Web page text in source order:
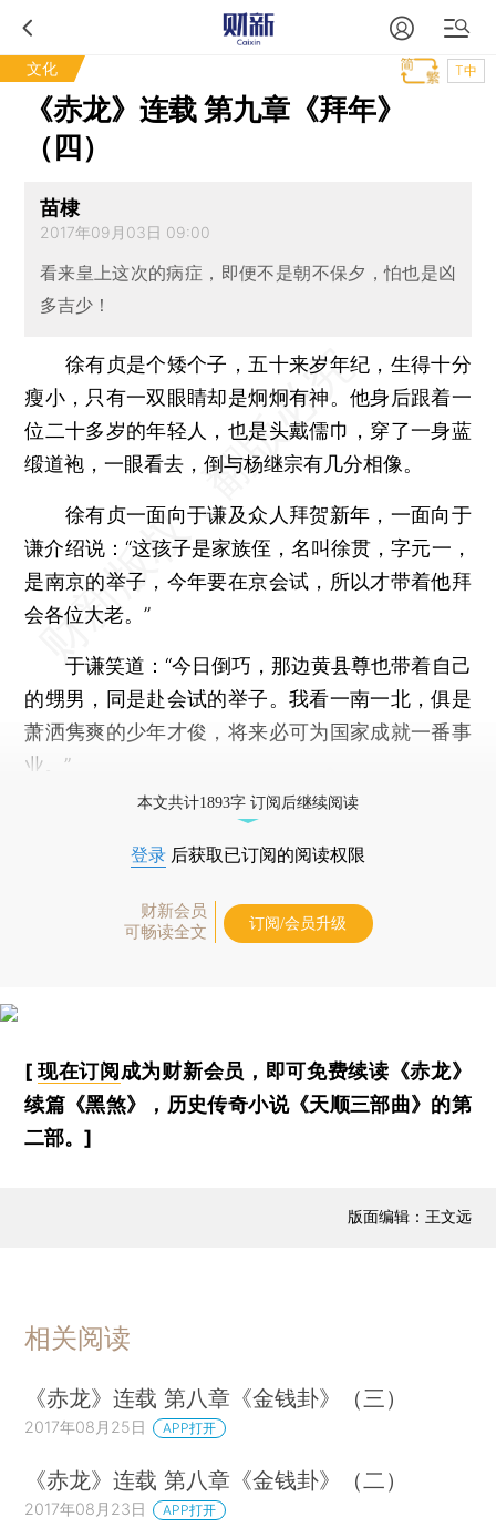
文化 T中
《赤龙》连载 第九章《拜年》
（四）
苗棣
2017年09月03日 09:00
看来皇上这次的病症，即便不是朝不保夕，怕也是凶
多吉少！
徐有贞是个矮个子，五十来岁年纪，生得十分
瘦小，只有一双眼睛却是炯炯有神。他身后跟着一
位二十多岁的年轻人，也是头戴儒巾，穿了一身蓝
缎道袍，一眼看去，倒与杨继宗有几分相像。
徐有贞一面向于谦及众人拜贺新年，一面向于
谦介绍说：“这孩子是家族侄，名叫徐贯，字元一，
是南京的举子，今年要在京会试，所以才带着他拜
会各位大老。”
于谦笑道：“今日倒巧，那边黄县尊也带着自己
的甥男，同是赴会试的举子。我看一南一北，俱是
萧洒隽爽的少年才俊，将来必可为国家成就一番事
业。”
本文共计1893字 订阅后继续阅读
登录 后获取已订阅的阅读权限
财新会员
可畅读全文
订阅/会员升级
[现在订阅 成为财新会员，即可免费续读《赤龙》
续篇《黑煞》，历史传奇小说《天顺三部曲》的第
二部。]
版面编辑：王文远
相关阅读
《赤龙》连载 第八章《金钱卦》（三）
2017年08月25日 APP打开
《赤龙》连载 第八章《金钱卦》（二）
2017年08月23日 APP打开